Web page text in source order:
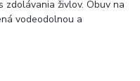
zdolávania živlov. Obuv na
vodeodolnou a